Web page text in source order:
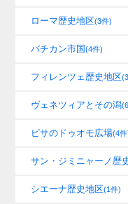
ローマ歴史地区(3件)
バチカン市国(4件)
フィレンツェ歴史地区
ヴェネツィアとその潟
ピサのドゥオモ広場(4件
サン・ジミニャーノ歴
シエーナ歴史地区(1件)